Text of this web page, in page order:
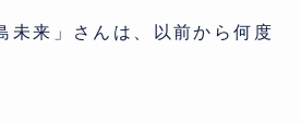
未来」さんは、以前から何度